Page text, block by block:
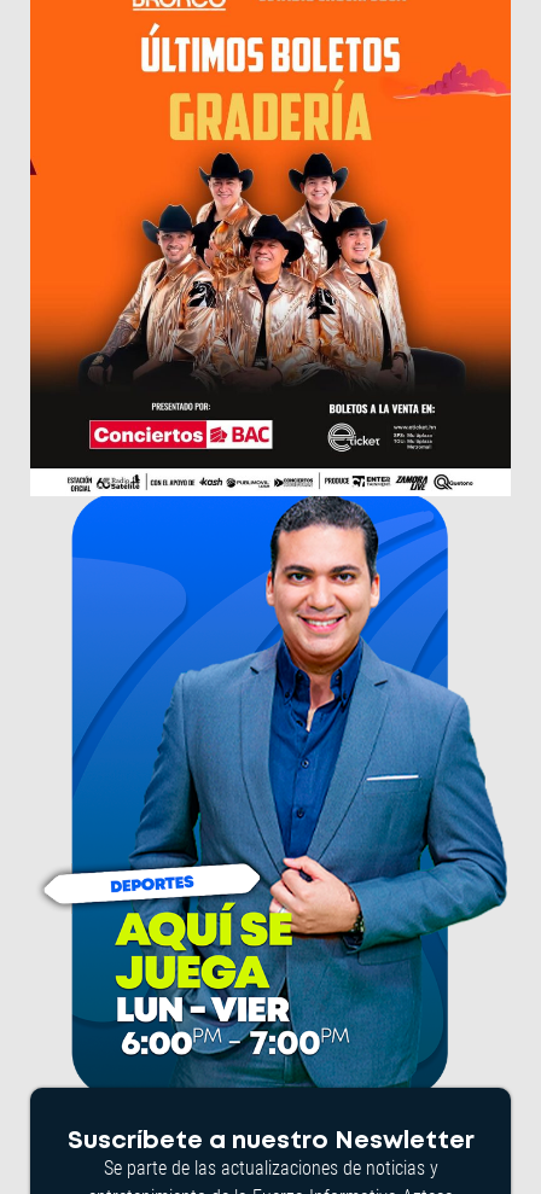
Suscríbete a nuestro Neswletter
Se parte de las actualizaciones de noticias y